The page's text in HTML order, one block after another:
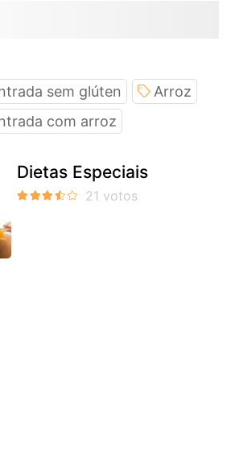
sem glúten
Arroz
com arroz
Dietas Especiais